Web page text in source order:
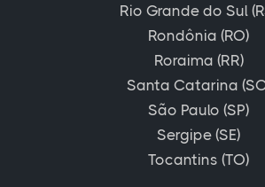
Rio Grande do Sul
Rondônia (RO)
Roraima (RR)
Santa Catarina
São Paulo (SP)
Sergipe (SE)
Tocantins (TO)